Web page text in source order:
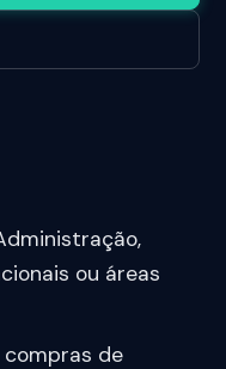
ou áreas
de